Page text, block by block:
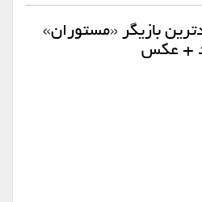
بازیگر «مستوران»
+ عکس